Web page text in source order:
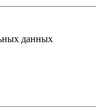
данных